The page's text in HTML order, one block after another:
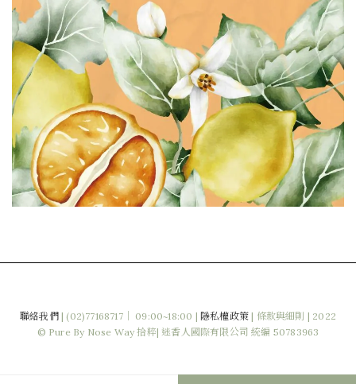
聯絡我們| (02)77168717｜ 09:00~18:00 | 隱私權政策 | 條款與細則 | 2022
© Pure By Nose Way 拾粹| 迷香人國際有限公司 統編 50783963